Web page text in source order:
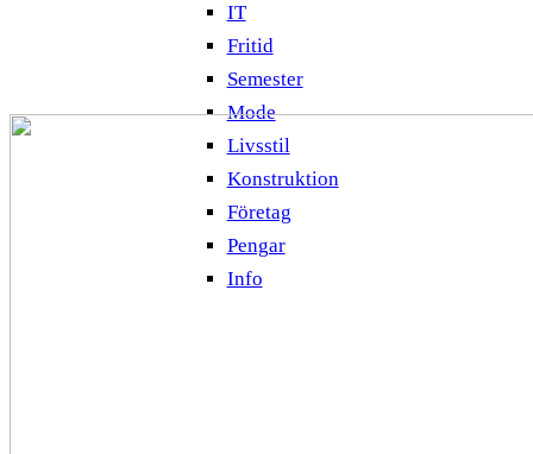
IT
Fritid
Semester
Mode
Livsstil
Konstruktion
Företag
Pengar
Info